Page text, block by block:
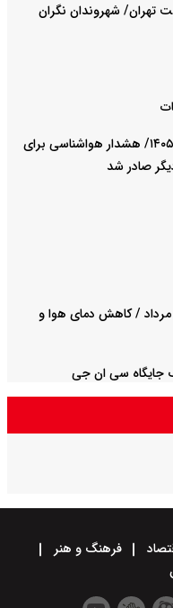
تهران/ شهروندان نگران
وضعیت هوای جمعه و شنبه ۱۶ و ۱۷ مرداد ۱۴۰۵/ هشدار هواشناسی برای
پیش بینی هوای مازندران فردا پنجشنبه ۱۵ مرداد / کاهش دمای هوا و
جایگاه سی ان جی
فرهنگ و هنر